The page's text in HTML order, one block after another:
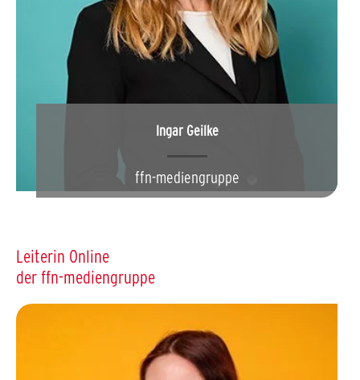
Ingar Geilke
ffn-mediengruppe
Leiterin Online
der ffn-mediengruppe